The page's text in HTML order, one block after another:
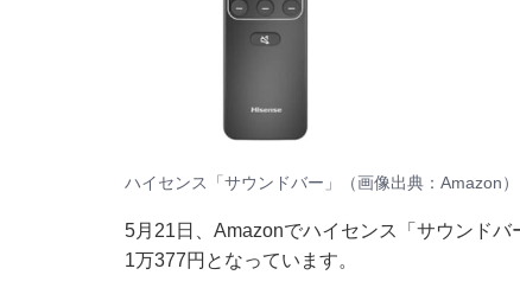
ハイセンス「サウンドバー」（画像出典：Amazon）
5月21日、Amazonでハイセンス「サウンド
1万377円となっています。